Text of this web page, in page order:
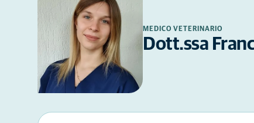
MEDICO VETERINARIO
Dott.ssa